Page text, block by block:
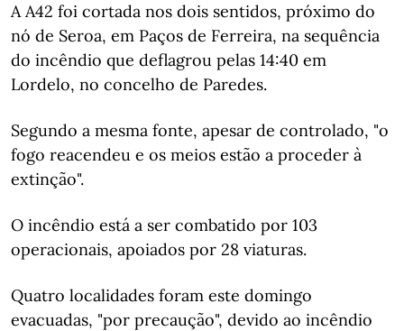
A A42 foi cortada nos dois sentidos, próximo do
nó de Seroa, em Paços de Ferreira, na sequência
do incêndio que deflagrou pelas 14:40 em
Lordelo, no concelho de Paredes.
Segundo a mesma fonte, apesar de controlado, "o
fogo reacendeu e os meios estão a proceder à
extinção".
O incêndio está a ser combatido por 103
operacionais, apoiados por 28 viaturas.
Quatro localidades foram este domingo
evacuadas, "por precaução", devido ao incêndio